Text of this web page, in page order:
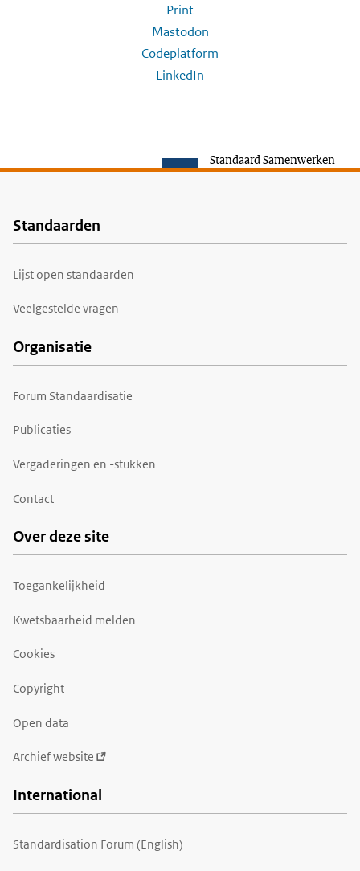
Print
Mastodon
Codeplatform
LinkedIn
Standaard Samenwerken
Voet
Standaarden
Lijst open standaarden
Veelgestelde vragen
Organisatie
Forum Standaardisatie
Publicaties
Vergaderingen en -stukken
Contact
Over deze site
Toegankelijkheid
Kwetsbaarheid melden
Cookies
Copyright
Open data
Archief website
International
Standardisation Forum (English)